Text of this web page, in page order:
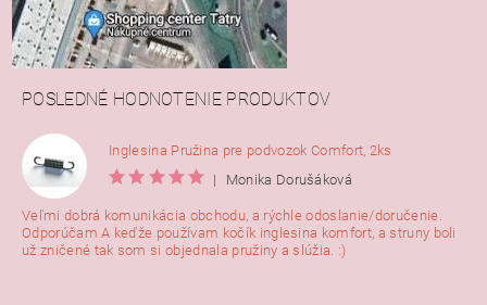
POSLEDNÉ HODNOTENIE PRODUKTOV
Inglesina Pružina pre podvozok Comfort, 2ks
|
Monika Dorušáková
Veľmi dobrá komunikácia obchodu, a rýchle odoslanie/doručenie.
Odporúčam A keďže používam kočík inglesina komfort, a struny boli
už zničené tak som si objednala pružiny a slúžia. :)